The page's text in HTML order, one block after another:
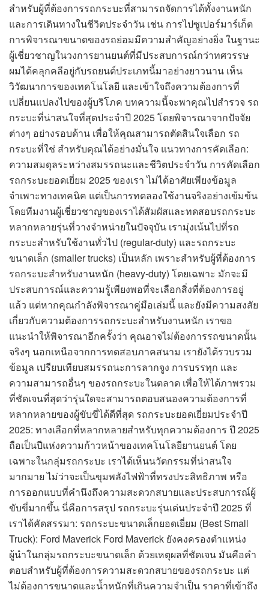
สำหรับผู้ที่ต้องการรถกระบะที่สามารถจัดการได้ทั้งงานหนัก
และการเดินทางในชีวิตประจำวัน เช่น การไปซูเปอร์มาร์เก็ต
การพิจารณาขนาดของรถย่อมมีความสำคัญอย่างยิ่ง ในฐานะ
ผู้เชี่ยวชาญในวงการยานยนต์ที่มีประสบการณ์กว่าทศวรรษ
ผมได้คลุกคลีอยู่กับรถยนต์ประเภทนี้มาอย่างยาวนาน เห็น
วิวัฒนาการของเทคโนโลยี และเข้าใจถึงความต้องการที่
เปลี่ยนแปลงไปของผู้บริโภค บทความนี้จะพาคุณไปสำรวจ รถ
กระบะที่น่าสนใจที่สุดประจำปี 2025 โดยพิจารณาจากปัจจัย
ต่างๆ อย่างรอบด้าน เพื่อให้คุณสามารถตัดสินใจเลือก รถ
กระบะที่ใช่ สำหรับคุณได้อย่างมั่นใจ แนวทางการคัดเลือก:
ความสมดุลระหว่างสมรรถนะและชีวิตประจำวัน การคัดเลือก
รถกระบะยอดเยี่ยม 2025 ของเรา ไม่ได้อาศัยเพียงข้อมูล
จำเพาะทางเทคนิค แต่เป็นการทดลองใช้งานจริงอย่างเข้มข้น
โดยทีมงานผู้เชี่ยวชาญของเราได้สัมผัสและทดสอบรถกระบะ
หลากหลายรุ่นที่วางจำหน่ายในปัจจุบัน เรามุ่งเน้นไปที่รถ
กระบะสำหรับใช้งานทั่วไป (regular-duty) และรถกระบะ
ขนาดเล็ก (smaller trucks) เป็นหลัก เพราะสำหรับผู้ที่ต้องการ
รถกระบะสำหรับงานหนัก (heavy-duty) โดยเฉพาะ มักจะมี
ประสบการณ์และความรู้เพียงพอที่จะเลือกสิ่งที่ต้องการอยู่
แล้ว แต่หากคุณกำลังพิจารณาคู่มือเล่มนี้ และยังมีความสงสัย
เกี่ยวกับความต้องการรถกระบะสำหรับงานหนัก เราขอ
แนะนำให้พิจารณาอีกครั้งว่า คุณอาจไม่ต้องการรถขนาดนั้น
จริงๆ นอกเหนือจากการทดสอบภาคสนาม เรายังได้รวบรวม
ข้อมูล เปรียบเทียบสมรรถนะการลากจูง การบรรทุก และ
ความสามารถอื่นๆ ของรถกระบะในตลาด เพื่อให้ได้ภาพรวม
ที่ชัดเจนที่สุดว่ารุ่นใดจะสามารถตอบสนองความต้องการที่
หลากหลายของผู้ขับขี่ได้ดีที่สุด รถกระบะยอดเยี่ยมประจำปี
2025: ทางเลือกที่หลากหลายสำหรับทุกความต้องการ ปี 2025
ถือเป็นปีแห่งความก้าวหน้าของเทคโนโลยียานยนต์ โดย
เฉพาะในกลุ่มรถกระบะ เราได้เห็นนวัตกรรมที่น่าสนใจ
มากมาย ไม่ว่าจะเป็นขุมพลังไฟฟ้าที่ทรงประสิทธิภาพ หรือ
การออกแบบที่คำนึงถึงความสะดวกสบายและประสบการณ์ผู้
ขับขี่มากขึ้น นี่คือการสรุป รถกระบะรุ่นเด่นประจำปี 2025 ที่
เราได้คัดสรรมา: รถกระบะขนาดเล็กยอดเยี่ยม (Best Small
Truck): Ford Maverick Ford Maverick ยังคงครองตำแหน่ง
ผู้นำในกลุ่มรถกระบะขนาดเล็ก ด้วยเหตุผลที่ชัดเจน มันคือคำ
ตอบสำหรับผู้ที่ต้องการความสะดวกสบายของรถกระบะ แต่
ไม่ต้องการขนาดและน้ำหนักที่เกินความจำเป็น ราคาที่เข้าถึง